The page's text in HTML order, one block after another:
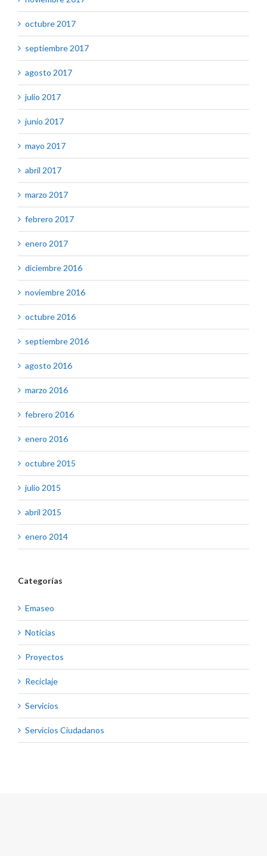
octubre 2017
septiembre 2017
agosto 2017
julio 2017
junio 2017
mayo 2017
abril 2017
marzo 2017
febrero 2017
enero 2017
diciembre 2016
noviembre 2016
octubre 2016
septiembre 2016
agosto 2016
marzo 2016
febrero 2016
enero 2016
octubre 2015
julio 2015
abril 2015
enero 2014
Categorías
Emaseo
Noticias
Proyectos
Reciclaje
Servicios
Servicios Ciudadanos